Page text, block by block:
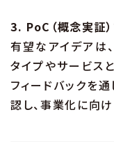
3. PoC（概念実証
有望なアイデアは
タイプやサービス
フィードバックを
認し、事業化に向